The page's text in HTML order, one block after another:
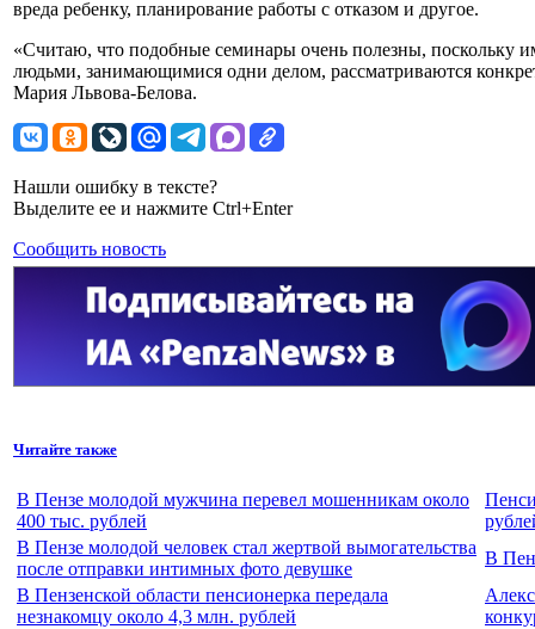
вреда ребенку, планирование работы с отказом и другое.
«Считаю, что подобные семинары очень полезны, поскольку
людьми, занимающимися одни делом, рассматриваются
Мария Львова-Белова.
Нашли ошибку в тексте?
Выделите ее и нажмите Ctrl+Enter
Сообщить новость
Читайте также
В Пензе молодой мужчина перевел мошенникам около
400 тыс. рублей
В Пензе молодой человек стал жертвой вымогательства
после отправки интимных фото девушке
В
В Пензенской области пенсионерка передала
незнакомцу около 4,3 млн. рублей